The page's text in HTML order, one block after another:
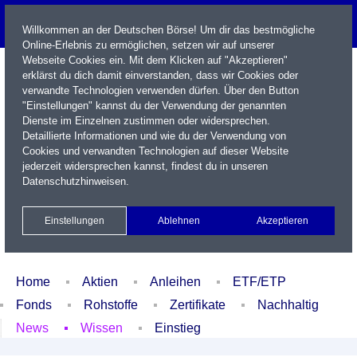
Name / WKN / ISIN / Kürzel
Xetra Realtime
Watchlist Portfolio Login
Home Aktien Anleihen
ETF/ETP
Fonds
Rohstoffe Zertifikate
Nachhaltig
News
Wissen Einstieg
Willkommen an der Deutschen Börse! Um dir das bestmögliche
Online-Erlebnis zu ermöglichen, setzen wir auf unserer
Webseite Cookies ein. Mit dem Klicken auf "Akzeptieren"
erklärst du dich damit einverstanden, dass wir Cookies oder
verwandte Technologien verwenden dürfen. Über den Button
"Einstellungen" kannst du der Verwendung der genannten
Dienste im Einzelnen zustimmen oder widersprechen.
Detaillierte Informationen und wie du der Verwendung von
Cookies und verwandten Technologien auf dieser Website
jederzeit widersprechen kannst, findest du in unseren
Datenschutzhinweisen.
Einstellungen Ablehnen Akzeptieren